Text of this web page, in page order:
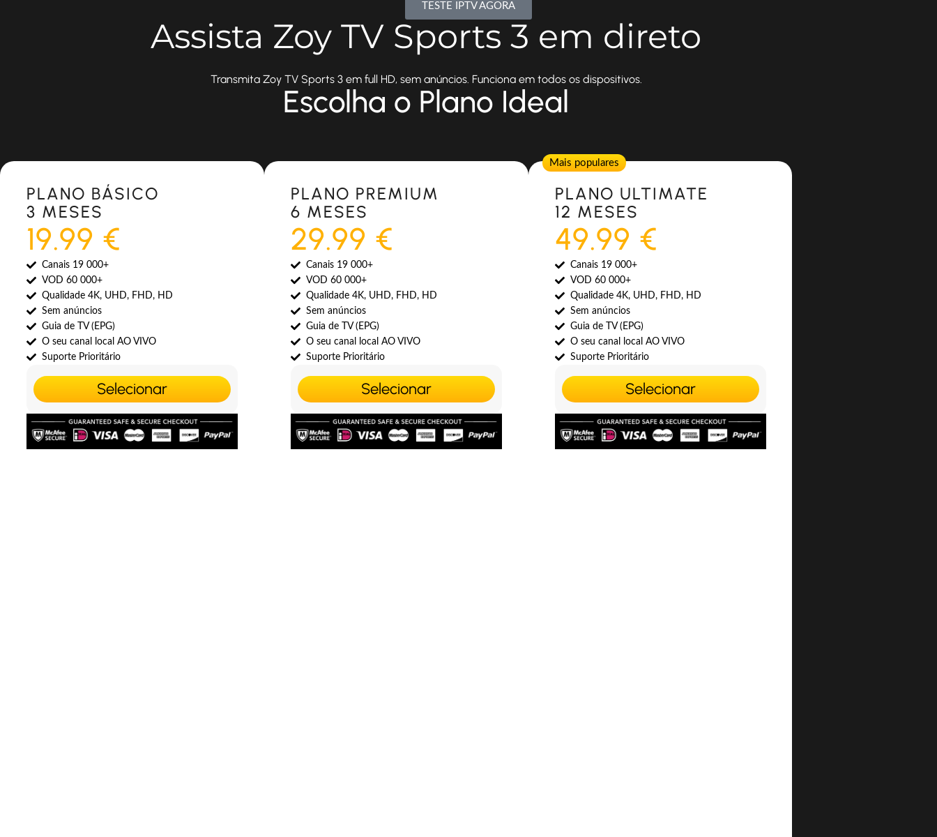
TESTE IPTV AGORA
Assista Zoy TV Sports 3 em direto
Transmita Zoy TV Sports 3 em full HD, sem anúncios. Funciona em todos os dispositivos.
Escolha o Plano Ideal
Most Popular
PLANO BÁSICO
3 MESES
19.99 €
Canais 19 000+
VOD 60 000+
Qualidade 4K, UHD, FHD, HD
Sem anúncios
Guia de TV (EPG)
O seu canal local AO VIVO
Suporte Prioritário
Selecionar
Most Popular
PLANO PREMIUM
6 MESES
29.99 €
Canais 19 000+
VOD 60 000+
Qualidade 4K, UHD, FHD, HD
Sem anúncios
Guia de TV (EPG)
O seu canal local AO VIVO
Suporte Prioritário
Selecionar
Mais populares
PLANO ULTIMATE
12 MESES
49.99 €
Canais 19 000+
VOD 60 000+
Qualidade 4K, UHD, FHD, HD
Sem anúncios
Guia de TV (EPG)
O seu canal local AO VIVO
Suporte Prioritário
Selecionar